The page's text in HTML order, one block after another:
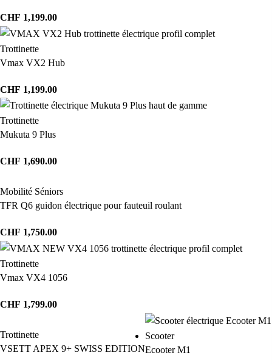
CHF 1,199.00
Trottinette
Vmax VX2 Hub
CHF 1,199.00
Trottinette
Mukuta 9 Plus
CHF 1,690.00
Mobilité Séniors
TFR Q6 guidon électrique pour fauteuil roulant
CHF 1,750.00
Trottinette
Vmax VX4 1056
CHF 1,799.00
Trottinette
VSETT APEX 9+ SWISS EDITION
Scooter
Ecooter M1